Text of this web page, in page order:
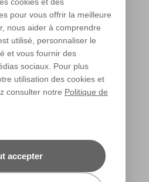
pour vous offrir la meilleure
nous aider à comprendre
utilisé, personnaliser le
et vous fournir des
sociaux. Pour plus
utilisation des cookies et
consulter notre Politique de
accepter
chaude
CETTE COULEUR
?